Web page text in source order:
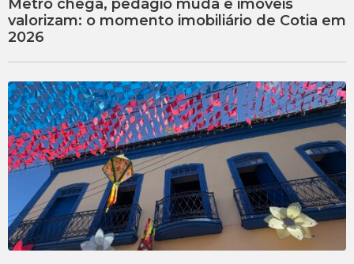
Metrô chega, pedágio muda e imóveis
valorizam: o momento imobiliário de Cotia em
2026